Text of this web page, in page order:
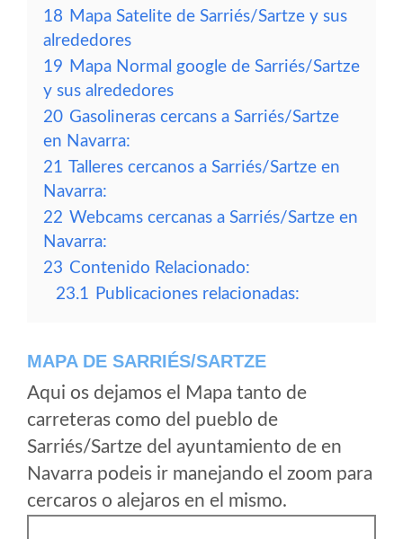
18 Mapa Satelite de Sarriés/Sartze y sus
alrededores
19 Mapa Normal google de Sarriés/Sartze
y sus alrededores
20 Gasolineras cercans a Sarriés/Sartze
en Navarra:
21 Talleres cercanos a Sarriés/Sartze en
Navarra:
22 Webcams cercanas a Sarriés/Sartze en
Navarra:
23 Contenido Relacionado:
23.1 Publicaciones relacionadas:
MAPA DE SARRIÉS/SARTZE
Aqui os dejamos el Mapa tanto de
carreteras como del pueblo de
Sarriés/Sartze del ayuntamiento de en
Navarra podeis ir manejando el zoom para
cercaros o alejaros en el mismo.